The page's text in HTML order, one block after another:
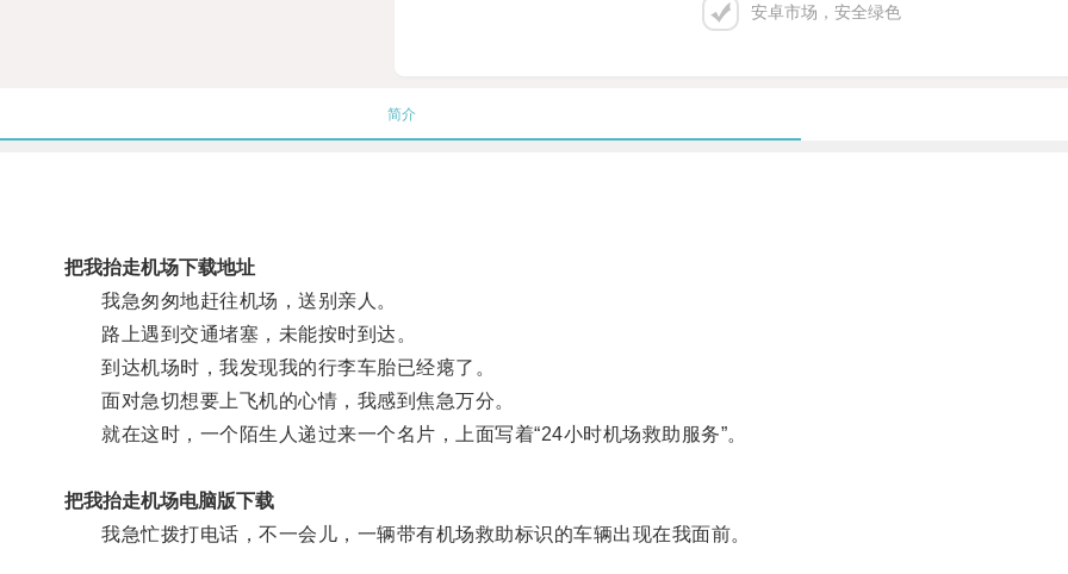
安卓市场，安全绿色
简介
把我抬走机场下载地址
我急匆匆地赶往机场，送别亲人。
路上遇到交通堵塞，未能按时到达。
到达机场时，我发现我的行李车胎已经瘪了。
面对急切想要上飞机的心情，我感到焦急万分。
就在这时，一个陌生人递过来一个名片，上面写着“24小时机场救助服务”。
把我抬走机场电脑版下载
我急忙拨打电话，不一会儿，一辆带有机场救助标识的车辆出现在我面前。